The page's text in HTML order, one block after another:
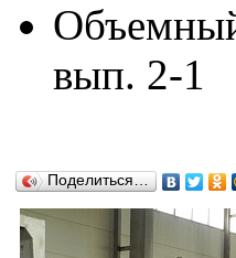
вып. 2-1
Поделиться…